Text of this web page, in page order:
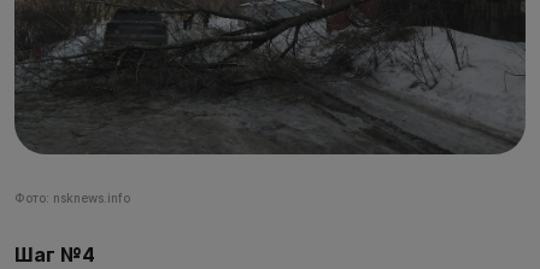
Фото: nsknews.info
Шаг №4